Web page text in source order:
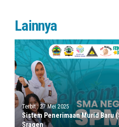
Lainnya
Terbit : 27 Mei 2025
Sistem Penerimaan Murid Baru
Sragen